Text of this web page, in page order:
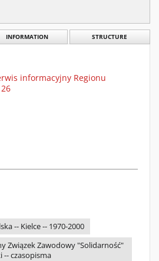
INFORMATION STRUCTURE
informacyjny Regionu
-- Kielce -- 1970-2000
Związek Zawodowy "Solidarność"
-- czasopisma